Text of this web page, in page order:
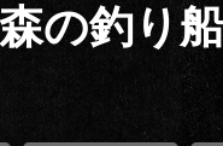
の釣り船